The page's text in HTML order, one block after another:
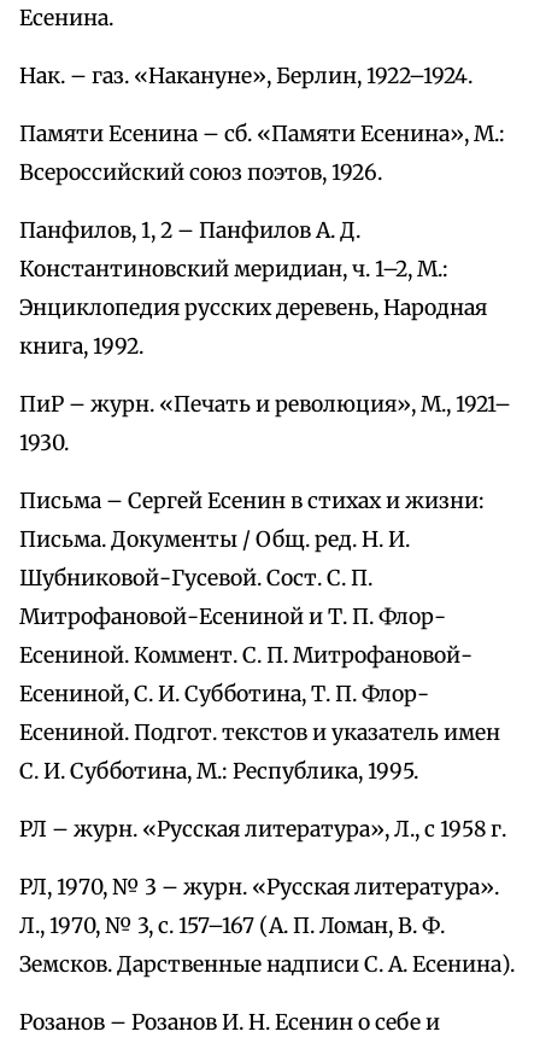
Есенина.
Нак. – газ. «Накануне», Берлин, 1922–1924.
Памяти Есенина – сб. «Памяти Есенина», М.:
Всероссийский союз поэтов, 1926.
Панфилов, 1, 2 – Панфилов А. Д.
Константиновский меридиан, ч. 1–2, М.:
Энциклопедия русских деревень, Народная
книга, 1992.
ПиР – журн. «Печать и революция», М., 1921–
1930.
Письма – Сергей Есенин в стихах и жизни:
Письма. Документы / Общ. ред. Н. И.
Шубниковой-Гусевой. Сост. С. П.
Митрофановой-Есениной и Т. П. Флор-
Есениной. Коммент. С. П. Митрофановой-
Есениной, С. И. Субботина, Т. П. Флор-
Есениной. Подгот. текстов и указатель имен
С. И. Субботина, М.: Республика, 1995.
РЛ – журн. «Русская литература», Л., с 1958 г.
РЛ, 1970, № 3 – журн. «Русская литература».
Л., 1970, № 3, с. 157–167 (А. П. Ломан, В. Ф.
Земсков. Дарственные надписи С. А. Есенина).
Розанов – Розанов И. Н. Есенин о себе и